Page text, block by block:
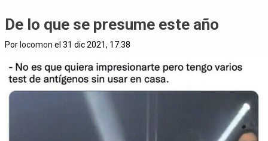
De lo que se presume este año
Por locomon el 31 dic 2021, 17:38